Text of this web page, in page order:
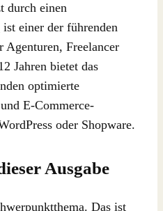
durch einen
ist einer der führenden
Freelancer
Jahren bietet das
optimierte
E-Commerce-
oder Shopware.
Ausgabe
Das ist